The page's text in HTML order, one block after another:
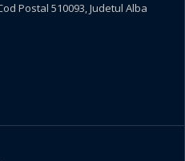
Postal 510093, Judetul Alba